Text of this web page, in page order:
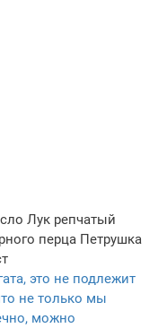
Лук репчатый
перца Петрушка
это не подлежит
не только мы
можно